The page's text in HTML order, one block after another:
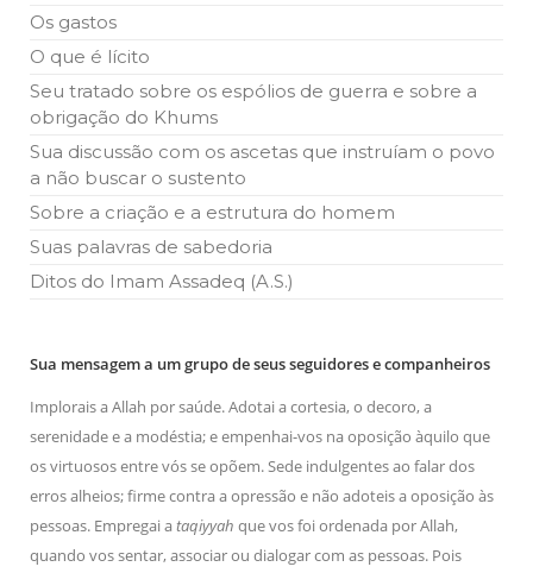
Os gastos
O que é lícito
Seu tratado sobre os espólios de guerra e sobre a
obrigação do Khums
Sua discussão com os ascetas que instruíam o povo
a não buscar o sustento
Sobre a criação e a estrutura do homem
Suas palavras de sabedoria
Ditos do Imam Assadeq (A.S.)
Sua mensagem a um grupo de seus seguidores e companheiros
Implorais a Allah por saúde. Adotai a cortesia, o decoro, a
serenidade e a modéstia; e empenhai-vos na oposição àquilo que
os virtuosos entre vós se opõem. Sede indulgentes ao falar dos
erros alheios; firme contra a opressão e não adoteis a oposição às
pessoas. Empregai ataqiyyah que vos foi ordenada por Allah,
quando vos sentar, associar ou dialogar com as pessoas. Pois